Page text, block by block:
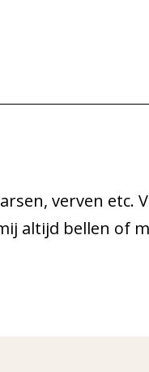
verven etc.
altijd bellen of